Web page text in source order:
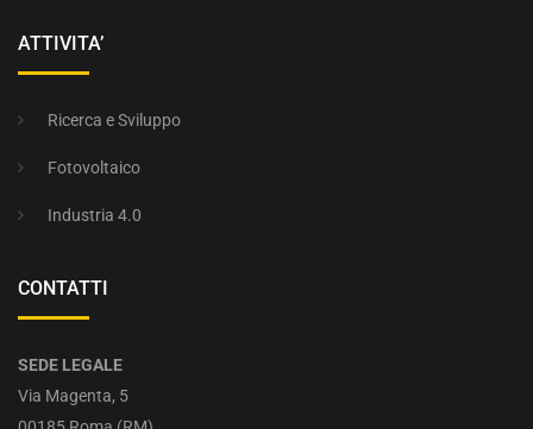
ATTIVITA’
Ricerca e Sviluppo
Fotovoltaico
Industria 4.0
CONTATTI
SEDE LEGALE
Via Magenta, 5